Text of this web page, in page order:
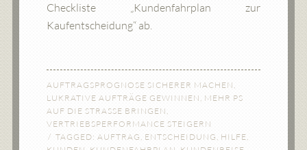
Checkliste „Kundenfahrplan zur
Kaufentscheidung“ ab.
AUFTRAGSPROGNOSE SICHERER MACHEN ,
LUKRATIVE AUFTRÄGE GEWINNEN , MEHR PS
AUF DIE STRASSE BRINGEN
,
VERTRIEBSPERFORMANCE STEIGERN
TAGGED: AUFTRAG , ENTSCHEIDUNG , HILFE,